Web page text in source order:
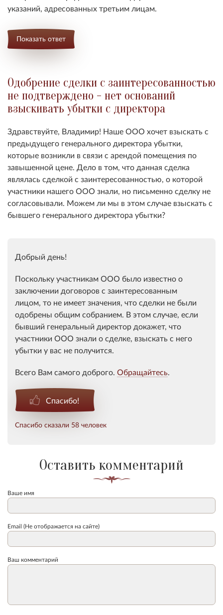
указаний, адресованных третьим лицам.
Показать ответ
Одобрение сделки с заинтересованностью
не подтверждено - нет оснований
взыскивать убытки с директора
Здравствуйте, Владимир! Наше ООО хочет взыскать с
предыдущего генерального директора убытки,
которые возникли в связи с арендой помещения по
завышенной цене. Дело в том, что данная сделка
являлась сделкой с заинтересованностью, о которой
участники нашего ООО знали, но письменно сделку не
согласовывали. Можем ли мы в этом случае взыскать с
бывшего генерального директора убытки?
Добрый день!
Поскольку участникам ООО было известно о
заключении договоров с заинтересованным
лицом, то не имеет значения, что сделки не были
одобрены общим собранием. В этом случае, если
бывший генеральный директор докажет, что
участники ООО знали о сделке, взыскать с него
убытки у вас не получится.
Всего Вам самого доброго. Обращайтесь.
Спасибо!
Спасибо сказали 58 человек
Оставить комментарий
Ваше имя
Email (Не отображается на сайте)
Ваш комментарий